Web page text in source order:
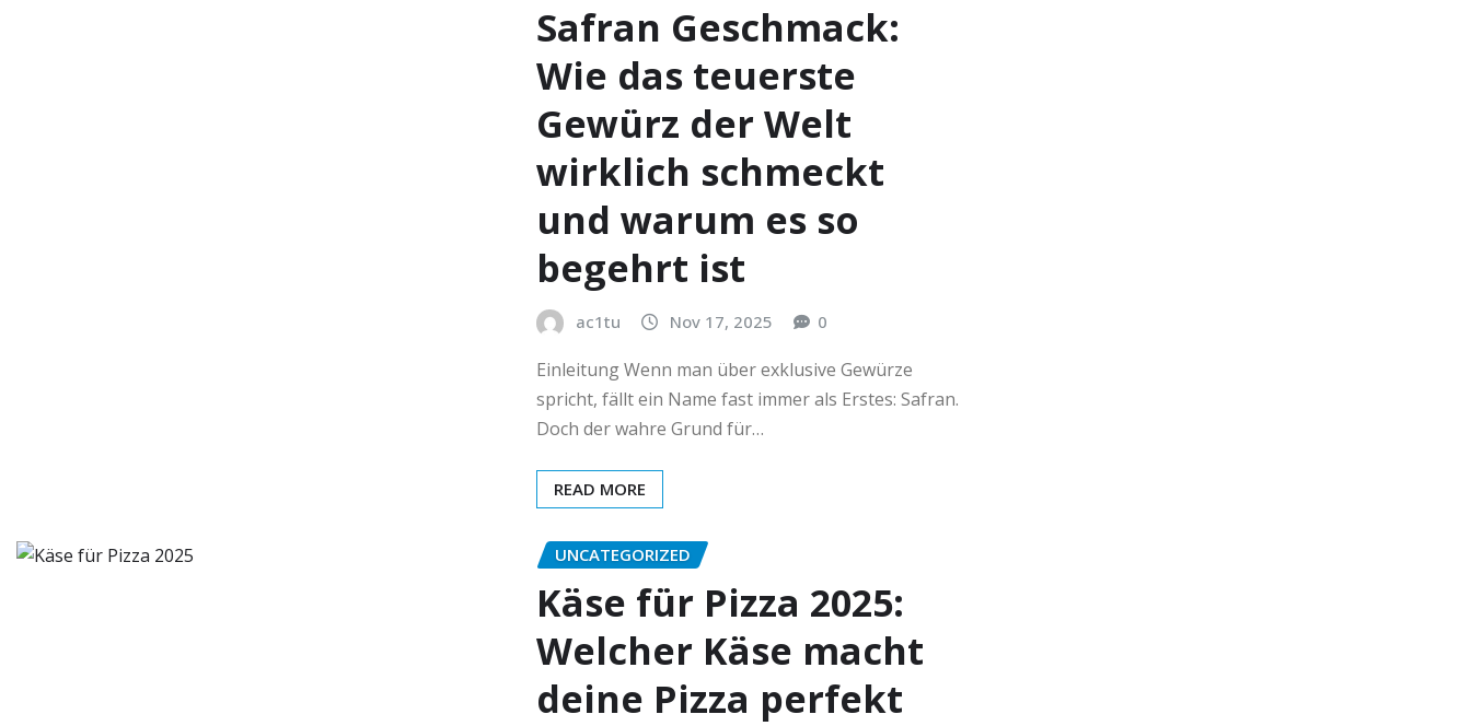
Safran Geschmack:
Wie das teuerste
Gewürz der Welt
wirklich schmeckt
und warum es so
begehrt ist
ac1tu Nov 17, 2025 0
Einleitung Wenn man über exklusive Gewürze
spricht, fällt ein Name fast immer als Erstes: Safran.
Doch der wahre Grund für…
READ MORE
UNCATEGORIZED
Käse für Pizza 2025:
Welcher Käse macht
deine Pizza perfekt